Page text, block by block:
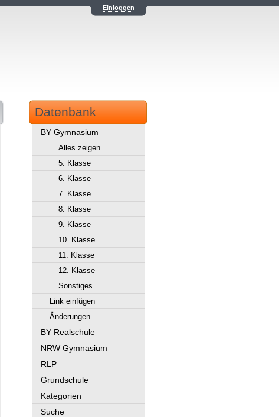
Einloggen
Datenbank
BY Gymnasium
Alles zeigen
5. Klasse
6. Klasse
7. Klasse
8. Klasse
9. Klasse
10. Klasse
11. Klasse
12. Klasse
Sonstiges
Link einfügen
Änderungen
BY Realschule
NRW Gymnasium
RLP
Grundschule
Kategorien
Suche